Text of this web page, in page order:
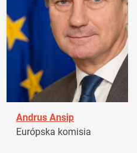
Andrus Ansip
Európska komisia